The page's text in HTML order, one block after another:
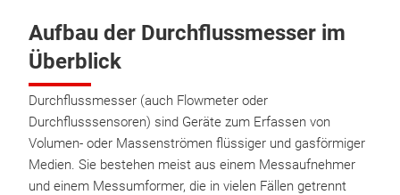
Aufbau der Durchflussmesser im
Überblick
Durchflussmesser (auch Flowmeter oder
Durchflusssensoren) sind Geräte zum Erfassen von
Volumen- oder Massenströmen flüssiger und gasförmiger
Medien. Sie bestehen meist aus einem Messaufnehmer
und einem Messumformer, die in vielen Fällen getrennt